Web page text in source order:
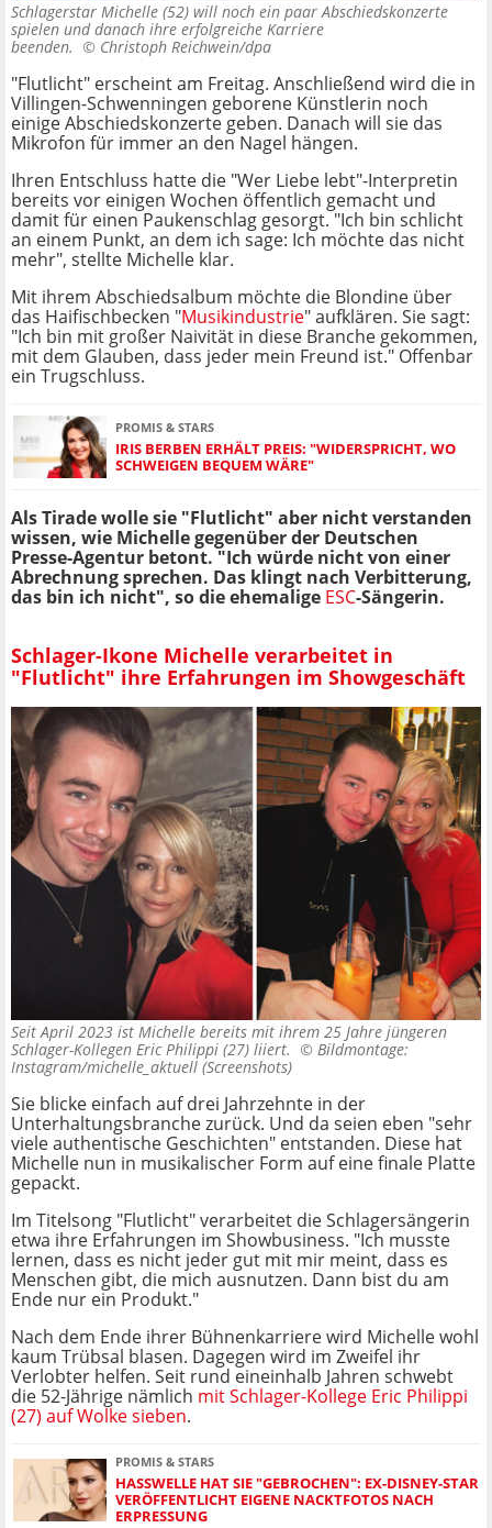
Schlagerstar Michelle (52) will noch ein paar Abschiedskonzerte
spielen und danach ihre erfolgreiche Karriere
beenden. © Christoph Reichwein/dpa
"Flutlicht" erscheint am Freitag. Anschließend wird die in
Villingen-Schwenningen geborene Künstlerin noch
einige Abschiedskonzerte geben. Danach will sie das
Mikrofon für immer an den Nagel hängen.
Ihren Entschluss hatte die "Wer Liebe lebt"-Interpretin
bereits vor einigen Wochen öffentlich gemacht und
damit für einen Paukenschlag gesorgt. "Ich bin schlicht
an einem Punkt, an dem ich sage: Ich möchte das nicht
mehr", stellte Michelle klar.
Mit ihrem Abschiedsalbum möchte die Blondine über
das Haifischbecken "Musikindustrie" aufklären. Sie sagt:
"Ich bin mit großer Naivität in diese Branche gekommen,
mit dem Glauben, dass jeder mein Freund ist." Offenbar
ein Trugschluss.
PROMIS & STARS
IRIS BERBEN ERHÄLT PREIS: "WIDERSPRICHT, WO
SCHWEIGEN BEQUEM WÄRE"
Als Tirade wolle sie "Flutlicht" aber nicht verstanden
wissen, wie Michelle gegenüber der Deutschen
Presse-Agentur betont. "Ich würde nicht von einer
Abrechnung sprechen. Das klingt nach Verbitterung,
das bin ich nicht", so die ehemalige ESC-Sängerin.
Schlager-Ikone Michelle verarbeitet in
"Flutlicht" ihre Erfahrungen im Showgeschäft
Seit April 2023 ist Michelle bereits mit ihrem 25 Jahre jüngeren
Schlager-Kollegen Eric Philippi (27) liiert. © Bildmontage:
Instagram/michelle_aktuell (Screenshots)
Sie blicke einfach auf drei Jahrzehnte in der
Unterhaltungsbranche zurück. Und da seien eben "sehr
viele authentische Geschichten" entstanden. Diese hat
Michelle nun in musikalischer Form auf eine finale Platte
gepackt.
Im Titelsong "Flutlicht" verarbeitet die Schlagersängerin
etwa ihre Erfahrungen im Showbusiness. "Ich musste
lernen, dass es nicht jeder gut mit mir meint, dass es
Menschen gibt, die mich ausnutzen. Dann bist du am
Ende nur ein Produkt."
Nach dem Ende ihrer Bühnenkarriere wird Michelle wohl
kaum Trübsal blasen. Dagegen wird im Zweifel ihr
Verlobter helfen. Seit rund eineinhalb Jahren schwebt
die 52-Jährige nämlich mit Schlager-Kollege Eric Philippi
(27) auf Wolke sieben.
PROMIS & STARS
HASSWELLE HAT SIE "GEBROCHEN": EX-DISNEY-STAR
VERÖFFENTLICHT EIGENE NACKTFOTOS NACH
ERPRESSUNG